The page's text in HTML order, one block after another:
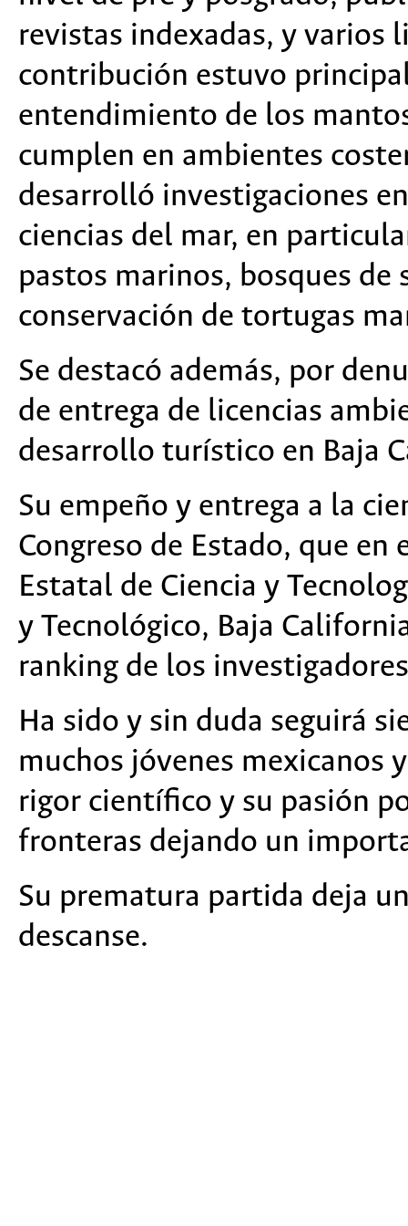
revistas indexadas, y varios
contribución estuvo
entendimiento de los
cumplen en ambientes
desarrolló investigaciones
ciencias del mar, en
pastos marinos, bosques de
conservación de tortugas
Se destacó además, por
de entrega de licencias
desarrollo turístico en Baja
Su empeño y entrega a la
Congreso de Estado, que
Estatal de Ciencia y
y Tecnológico, Baja
ranking de los
Ha sido y sin duda seguirá
muchos jóvenes mexicanos
rigor científico y su pasión
fronteras dejando un
Su prematura partida deja
descanse.